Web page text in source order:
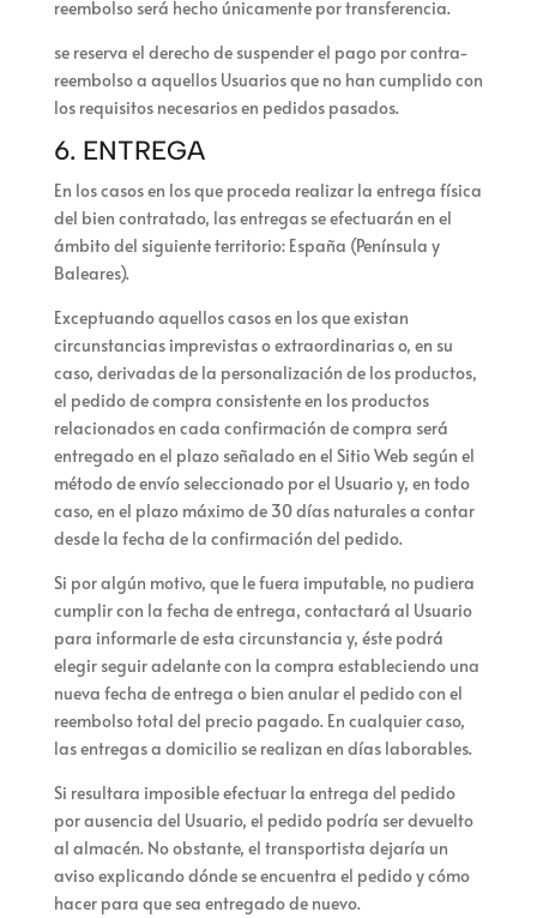
reembolso será hecho únicamente por transferencia.
se reserva el derecho de suspender el pago por contra-
reembolso a aquellos Usuarios que no han cumplido con
los requisitos necesarios en pedidos pasados.
6. ENTREGA
En los casos en los que proceda realizar la entrega física
del bien contratado, las entregas se efectuarán en el
ámbito del siguiente territorio: España (Península y
Baleares).
Exceptuando aquellos casos en los que existan
circunstancias imprevistas o extraordinarias o, en su
caso, derivadas de la personalización de los productos,
el pedido de compra consistente en los productos
relacionados en cada confirmación de compra será
entregado en el plazo señalado en el Sitio Web según el
método de envío seleccionado por el Usuario y, en todo
caso, en el plazo máximo de 30 días naturales a contar
desde la fecha de la confirmación del pedido.
Si por algún motivo, que le fuera imputable, no pudiera
cumplir con la fecha de entrega, contactará al Usuario
para informarle de esta circunstancia y, éste podrá
elegir seguir adelante con la compra estableciendo una
nueva fecha de entrega o bien anular el pedido con el
reembolso total del precio pagado. En cualquier caso,
las entregas a domicilio se realizan en días laborables.
Si resultara imposible efectuar la entrega del pedido
por ausencia del Usuario, el pedido podría ser devuelto
al almacén. No obstante, el transportista dejaría un
aviso explicando dónde se encuentra el pedido y cómo
hacer para que sea entregado de nuevo.